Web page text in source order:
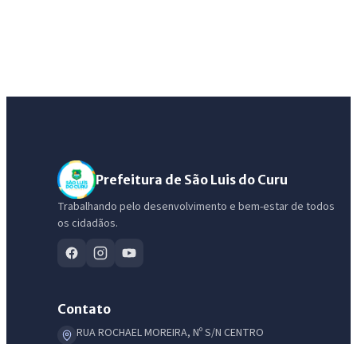
Prefeitura de São Luis do Curu
Trabalhando pelo desenvolvimento e bem-estar de todos
os cidadãos.
Contato
RUA ROCHAEL MOREIRA, Nº S/N CENTRO